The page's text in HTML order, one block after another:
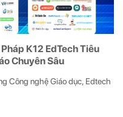
K12 EdTech Tiêu
Chuyên Sâu
Công nghệ Giáo dục, Edtech